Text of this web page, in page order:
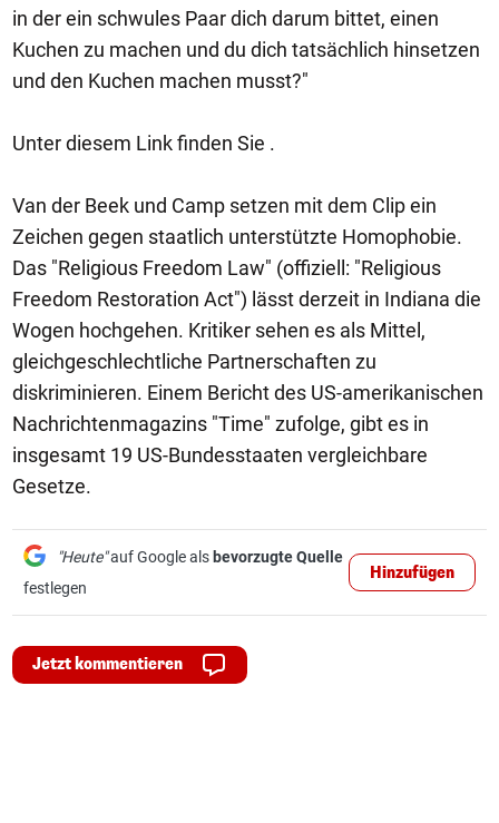
in der ein schwules Paar dich darum bittet, einen
Kuchen zu machen und du dich tatsächlich hinsetzen
und den Kuchen machen musst?"
Unter diesem Link finden Sie .
Van der Beek und Camp setzen mit dem Clip ein
Zeichen gegen staatlich unterstützte Homophobie.
Das "Religious Freedom Law" (offiziell: "Religious
Freedom Restoration Act") lässt derzeit in Indiana die
Wogen hochgehen. Kritiker sehen es als Mittel,
gleichgeschlechtliche Partnerschaften zu
diskriminieren. Einem Bericht des US-amerikanischen
Nachrichtenmagazins "Time" zufolge, gibt es in
insgesamt 19 US-Bundesstaaten vergleichbare
Gesetze.
"Heute"auf Google als bevorzugte Quelle
festlegen
Hinzufügen
Jetzt kommentieren